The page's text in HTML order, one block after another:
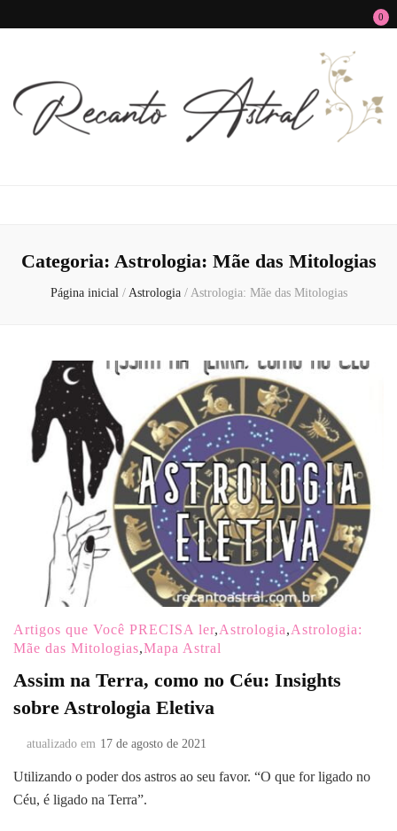
0
Categoria: Astrologia: Mãe das Mitologias
Página inicial / Astrologia / Astrologia: Mãe das Mitologias
Artigos que Você PRECISA ler,Astrologia,Astrologia:
Mãe das Mitologias,Mapa Astral
Assim na Terra, como no Céu: Insights
sobre Astrologia Eletiva
atualizado em 17 de agosto de 2021
Utilizando o poder dos astros ao seu favor. “O que for ligado no
Céu, é ligado na Terra”.